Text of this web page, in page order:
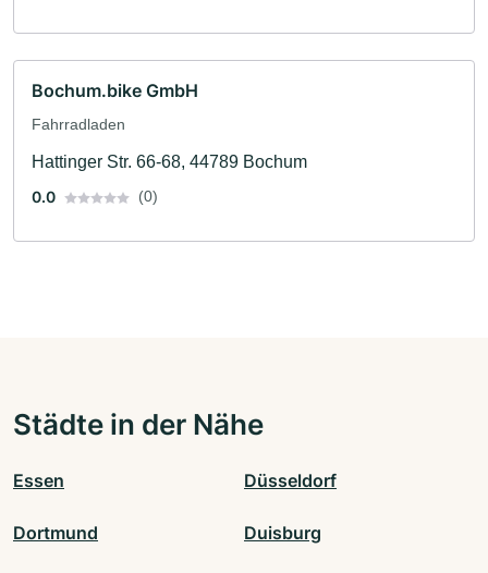
Bochum.bike GmbH
Fahrradladen
Hattinger Str. 66-68, 44789 Bochum
0.0
(0)
Städte in der Nähe
Essen Düsseldorf
Dortmund Duisburg